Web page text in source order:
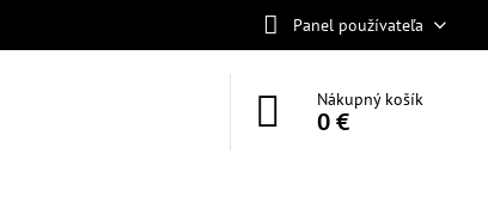
Panel používateľa
Nákupný košík
0 €